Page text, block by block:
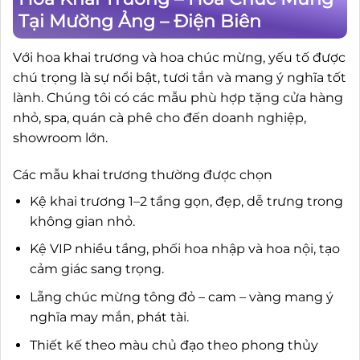
Tại Mường Ảng – Điện Biên
Với hoa khai trương và hoa chúc mừng, yếu tố được
chú trọng là sự nổi bật, tươi tắn và mang ý nghĩa tốt
lành. Chúng tôi có các mẫu phù hợp tặng cửa hàng
nhỏ, spa, quán cà phê cho đến doanh nghiệp,
showroom lớn.
Các mẫu khai trương thường được chọn
Kệ khai trương 1–2 tầng gọn, đẹp, dễ trưng trong
không gian nhỏ.
Kệ VIP nhiều tầng, phối hoa nhập và hoa nội, tạo
cảm giác sang trọng.
Lẵng chúc mừng tông đỏ – cam – vàng mang ý
nghĩa may mắn, phát tài.
Thiết kế theo màu chủ đạo theo phong thủy